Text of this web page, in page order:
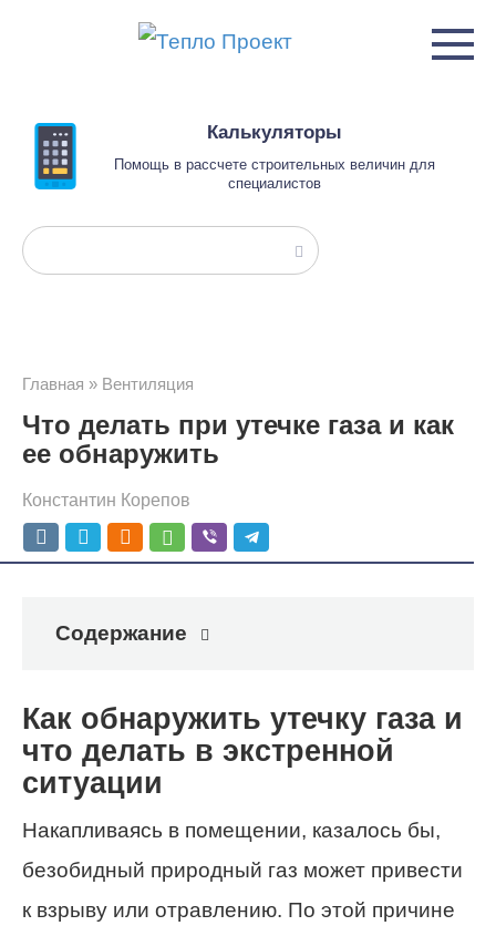
Калькуляторы
Помощь в рассчете строительных величин для
специалистов
Поиск:
Главная » Вентиляция
Что делать при утечке газа и как
ее обнаружить
Константин Корепов
Содержание
Как обнаружить утечку газа и
что делать в экстренной
ситуации
Накапливаясь в помещении, казалось бы,
безобидный природный газ может привести
к взрыву или отравлению. По этой причине